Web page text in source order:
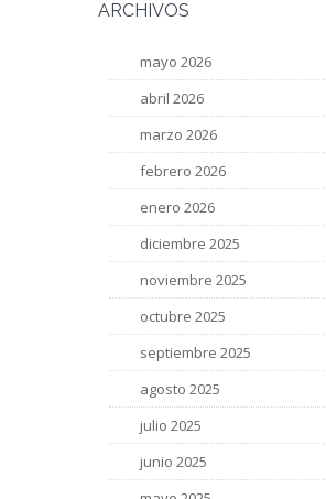
ARCHIVOS
mayo 2026
abril 2026
marzo 2026
febrero 2026
enero 2026
diciembre 2025
noviembre 2025
octubre 2025
septiembre 2025
agosto 2025
julio 2025
junio 2025